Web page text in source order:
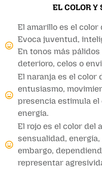
EL COLOR Y
El amarillo es el color
Evoca juventud,
En tonos más
deterioro, celos o
El naranja es el color
entusiasmo,
presencia estimula el
energía.
El rojo es el color del
sensualidad,
embargo,
representar